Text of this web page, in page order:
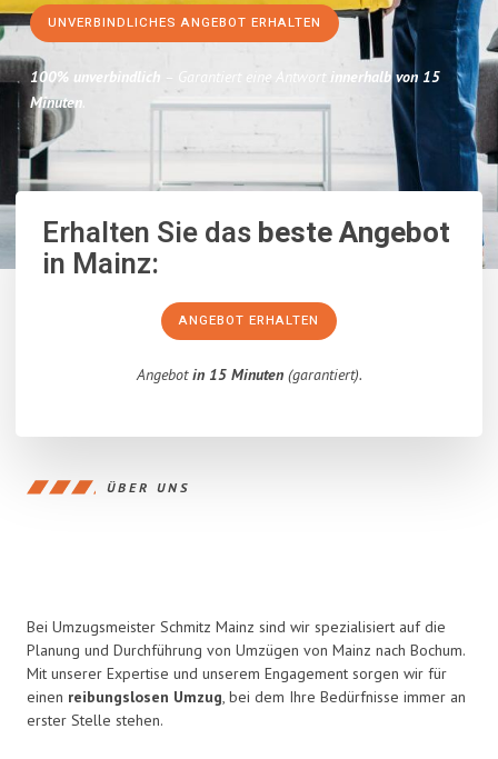
UNVERBINDLICHES ANGEBOT ERHALTEN
100% unverbindlich – Garantiert eine Antwort innerhalb von 15
Minuten.
Erhalten Sie dasbeste Angebot
in Mainz:
ANGEBOT ERHALTEN
Angebotin 15 Minuten(garantiert).
ÜBER UNS
Bei Umzugsmeister Schmitz Mainz sind wir spezialisiert auf die
Planung und Durchführung von Umzügen von Mainz nach Bochum.
Mit unserer Expertise und unserem Engagement sorgen wir für
einen reibungslosen Umzug, bei dem Ihre Bedürfnisse immer an
erster Stelle stehen.